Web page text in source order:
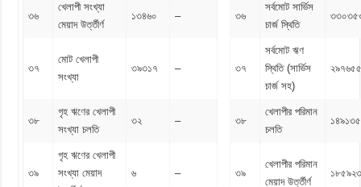
৩৬
খেলাপী সংখ্যা
মেয়াদ উর্ত্তীর্ণ
১৩৪৬০ – ৩৬
সর্বমোট সার্ভিস
চার্জ স্থিতি
৩৭
মোট খেলাপী
সংখ্যা
৩৯৩১৭ – ৩৭
সর্বমোট ঋণ
স্থিতি (সার্ভিস
চার্জ সহ)
৩৮
গৃহ ঋণের খেলাপী
সংখ্যা চলতি
৩২ – ৩৮
খেলাপীর পরিমান
চলতি
৩৯
গৃহ ঋণের খেলাপী
সংখ্যা মেয়াদ
৬ – ৩৯
খেলাপীর পরিমান
মেয়াদ উর্ত্তীর্ণ